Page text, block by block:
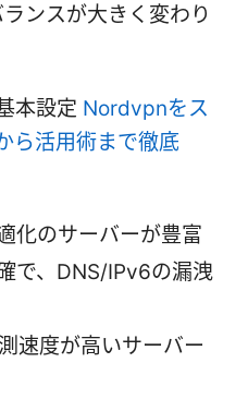
ランスが大きく変わり
本設定 Nordvpnをス
ら活用術まで徹底
化のサーバーが豊富
で、DNS/IPv6の漏洩
速度が高いサーバー